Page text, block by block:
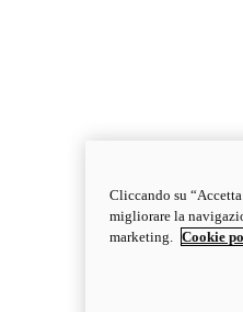
Cliccando su
migliorare la
marketing.
Cookie